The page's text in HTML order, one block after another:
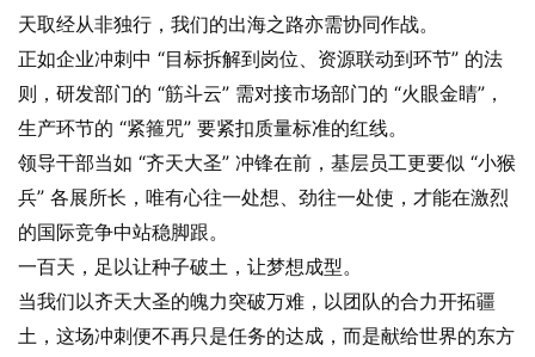
天取经从非独行，我们的出海之路亦需协同作战。
正如企业冲刺中 “目标拆解到岗位、资源联动到环节” 的法
则，研发部门的 “筋斗云” 需对接市场部门的 “火眼金睛”，
生产环节的 “紧箍咒” 要紧扣质量标准的红线。
领导干部当如 “齐天大圣” 冲锋在前，基层员工更要似 “小猴
兵” 各展所长，唯有心往一处想、劲往一处使，才能在激烈
的国际竞争中站稳脚跟。
一百天，足以让种子破土，让梦想成型。
当我们以齐天大圣的魄力突破万难，以团队的合力开拓疆
土，这场冲刺便不再只是任务的达成，而是献给世界的东方